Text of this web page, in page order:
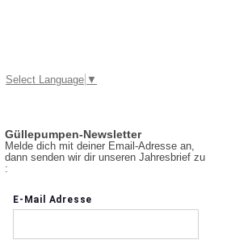
Select Language ▼
Güllepumpen-Newsletter
Melde dich mit deiner Email-Adresse an,
dann senden wir dir unseren Jahresbrief zu
: